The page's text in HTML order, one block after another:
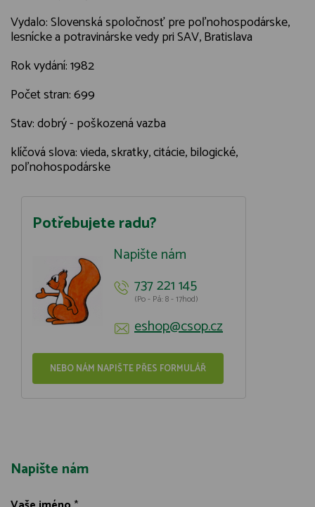
Vydalo: Slovenská spoločnosť pre poľnohospodárske,
lesnícke a potravinárske vedy pri SAV, Bratislava
Rok vydání: 1982
Počet stran: 699
Stav: dobrý - poškozená vazba
klíčová slova: vieda, skratky, citácie, bilogické,
poľnohospodárske
Potřebujete radu?
Napište nám
737 221 145
(Po - Pá: 8 - 17hod)
eshop@csop.cz
NEBO NÁM NAPIŠTE PŘES FORMULÁŘ
Napište nám